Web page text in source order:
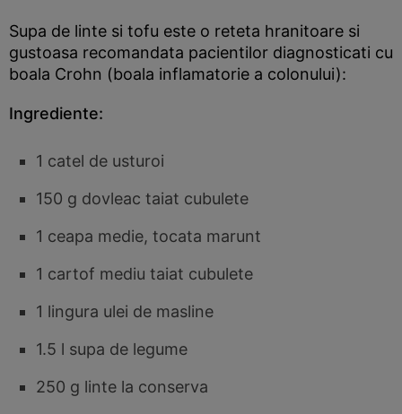
Supa de linte si tofu este o reteta hranitoare si
gustoasa recomandata pacientilor diagnosticati cu
boala Crohn (boala inflamatorie a colonului):
Ingrediente:
1 catel de usturoi
150 g dovleac taiat cubulete
1 ceapa medie, tocata marunt
1 cartof mediu taiat cubulete
1 lingura ulei de masline
1.5 l supa de legume
250 g linte la conserva